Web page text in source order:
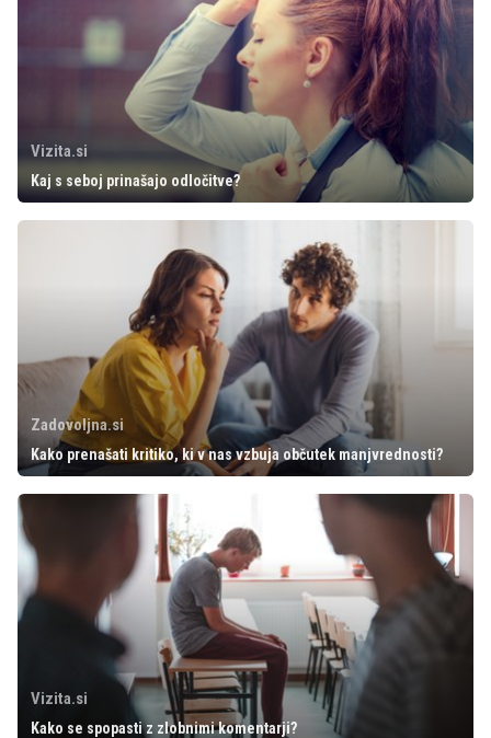
Vizita.si
Kaj s seboj prinašajo odločitve?
Zadovoljna.si
Kako prenašati kritiko, ki v nas vzbuja občutek manjvrednosti?
Vizita.si
Kako se spopasti z zlobnimi komentarji?